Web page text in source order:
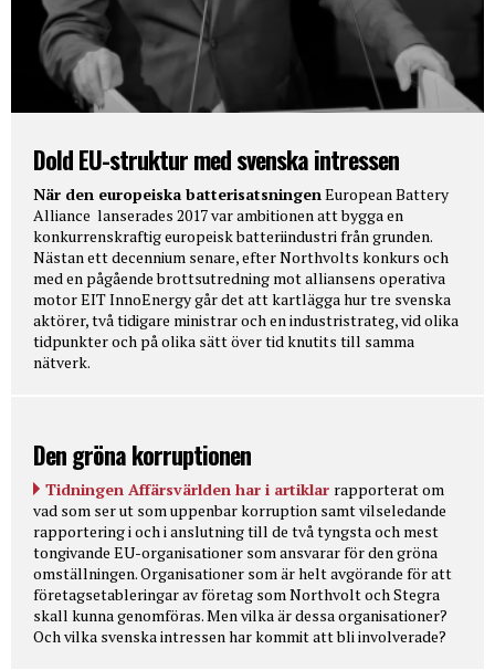
Dold EU-struktur med svenska intressen
När den europeiska batterisatsningenEuropean Battery
Alliance lanserades 2017 var ambitionen att bygga en
konkurrenskraftig europeisk batteriindustri från grunden.
Nästan ett decennium senare, efter Northvolts konkurs och
med en pågående brottsutredning mot alliansens operativa
motor EIT InnoEnergy går det att kartlägga hur tre svenska
aktörer, två tidigare ministrar och en industristrateg, vid olika
tidpunkter och på olika sätt över tid knutits till samma
nätverk.
Den gröna korruptionen
Tidningen Affärsvärlden har i artiklar rapporterat om
vad som ser ut som uppenbar korruption samt vilseledande
rapportering i och i anslutning till de två tyngsta och mest
tongivande EU-organisationer som ansvarar för den gröna
omställningen. Organisationer som är helt avgörande för att
företagsetableringar av företag som Northvolt och Stegra
skall kunna genomföras. Men vilka är dessa organisationer?
Och vilka svenska intressen har kommit att bli involverade?